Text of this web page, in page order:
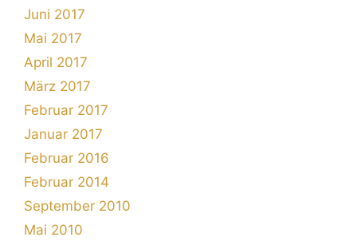
Juni 2017
Mai 2017
April 2017
März 2017
Februar 2017
Januar 2017
Februar 2016
Februar 2014
September 2010
Mai 2010